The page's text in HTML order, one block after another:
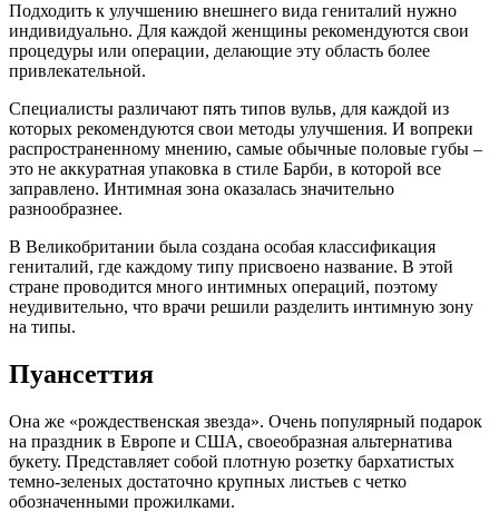
Подходить к улучшению внешнего вида гениталий нужно
индивидуально. Для каждой женщины рекомендуются свои
процедуры или операции, делающие эту область более
привлекательной.
Специалисты различают пять типов вульв, для каждой из
которых рекомендуются свои методы улучшения. И вопреки
распространенному мнению, самые обычные половые губы –
это не аккуратная упаковка в стиле Барби, в которой все
заправлено. Интимная зона оказалась значительно
разнообразнее.
В Великобритании была создана особая классификация
гениталий, где каждому типу присвоено название. В этой
стране проводится много интимных операций, поэтому
неудивительно, что врачи решили разделить интимную зону
на типы.
Пуансеттия
Она же «рождественская звезда». Очень популярный подарок
на праздник в Европе и США, своеобразная альтернатива
букету. Представляет собой плотную розетку бархатистых
темно-зеленых достаточно крупных листьев с четко
обозначенными прожилками.